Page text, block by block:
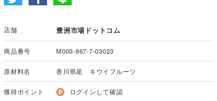
店舗 豊洲市場ドットコム
商品番号 M003-867-7-03023
原材料名 香川県産 キウイフルーツ
獲得ポイント ログインして確認